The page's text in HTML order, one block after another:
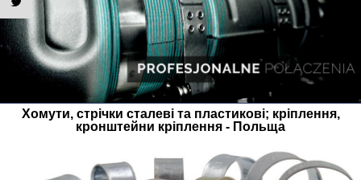
Хомути, стрічки сталеві та пластикові; кріплення,
кронштейни кріплення - Польща